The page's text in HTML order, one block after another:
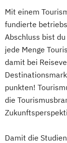
Mit einem
fundierte
Abschluss bist
jede Menge
damit bei
punkten!
die
Damit die